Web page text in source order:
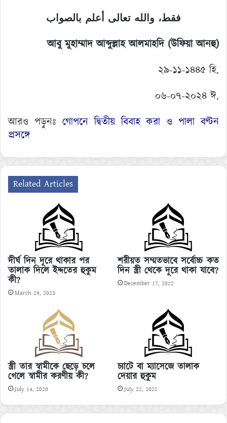
فقط، والله تعالى أعلم بالصواب
আবু মুহাম্মাদ আব্দুল্লাহ আলমাহদি (উফিয়া আনহু)
২৯-১১-১৪৪৫ হি.
০৬-০৭-২০২৪ ঈ.
আরও পড়ুনঃ গোপনে দ্বিতীয় বিবাহ করা ও পালা বণ্টন
প্রসঙ্গে
Related Articles
দীর্ঘ দিন দূরে থাকার পর
তালাক দিলে ইদ্দতের হুকুম
কী?
March 29, 2023
শরীয়ত সম্মতভাবে সর্বোচ্চ কত
দিন স্ত্রী থেকে দূরে থাকা যাবে?
December 17, 2022
স্ত্রী তার স্বামীকে ছেড়ে চলে
গেলে স্বামীর করণীয় কী?
July 14, 2020
চ্যাটে বা ম্যাসেজে তালাক
দেয়ার হুকুম
July 22, 2022